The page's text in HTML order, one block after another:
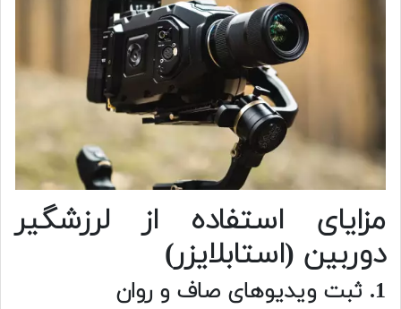
مزایای استفاده از لرزشگیر
دوربین (استابلایزر)
1. ثبت ویدیوهای صاف و روان